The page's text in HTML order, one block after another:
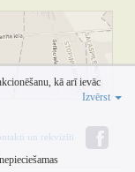
kā arī ievāc
Izvērst
un rekvizīti